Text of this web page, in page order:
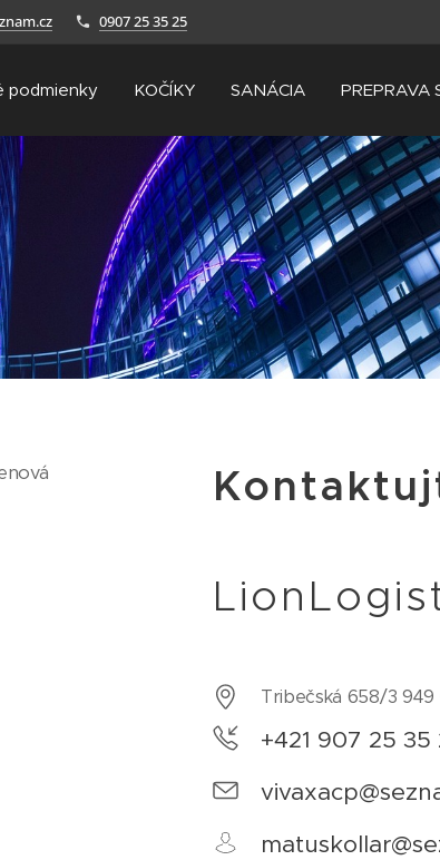
0907 25 35 25
podmienky KOČÍKY SANÁCIA PREPRAVA
Tribečská 658/3 949
+421 907 25 35